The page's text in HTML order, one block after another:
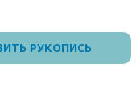
РУКОПИСЬ